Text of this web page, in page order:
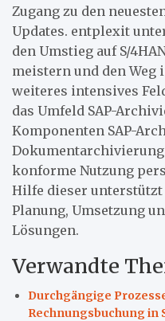
Zugang zu den
Updates. entplexit
den Umstieg auf S/
meistern und den Weg
weiteres intensives
das Umfeld SAP-
Komponenten SAP-
Dokumentarchivierung
konforme Nutzung
Hilfe dieser
Planung, Umsetzung
Lösungen.
Verwandte
Durchgängige
Rechnungsbuchung in